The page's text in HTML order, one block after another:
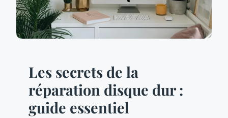
Les secrets de la
réparation disque dur :
guide essentiel